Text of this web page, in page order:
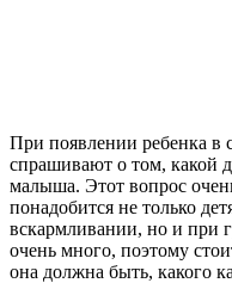
При появлении ребенка в
спрашивают о том, какой
малыша. Этот вопрос
понадобится не только
вскармливании, но и при
очень много, поэтому
она должна быть, какого